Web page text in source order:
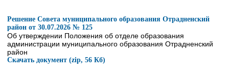
Решение Совета муниципального образования Отрадненский
район от 30.07.2026 № 125
Об утверждении Положения об отделе образования
администрации муниципального образования Отрадненский
район
Скачать документ (zip, 56 Кб)